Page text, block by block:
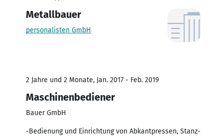
Metallbauer
personalisten GmbH
2 Jahre und 2 Monate, Jan. 2017 - Feb. 2019
Maschinenbediener
Bauer GmbH
-Bedienung und Einrichtung von Abkantpressen, Stanz-